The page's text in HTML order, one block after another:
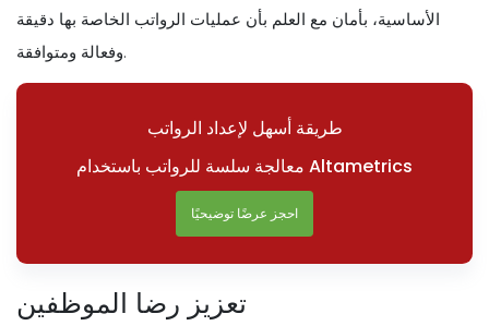
الأساسية، بأمان مع العلم بأن عمليات الرواتب الخاصة بها دقيقة
وفعالة ومتوافقة.
طريقة أسهل لإعداد الرواتب
معالجة سلسة للرواتب باستخدام Altametrics
احجز عرضًا توضيحيًا
تعزيز رضا الموظفين